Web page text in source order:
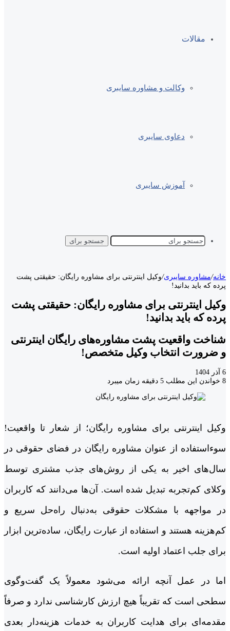
مقالات
وکالت و مشاوره سایبری
دعاوی سایبری
آموزش سایبری
جستجو برای
خانه/مشاوره سایبری/وکیل اینترنتی برای مشاوره رایگان: حقیقتی پشت
پرده که باید بدانید!
وکیل اینترنتی برای مشاوره رایگان: حقیقتی پشت
پرده که باید بدانید!
شناخت واقعیت پشت مشاوره‌های رایگان اینترنتی
و ضرورت انتخاب وکیل متخصص!
6 آذر 1404
8 خواندن این مطلب 5 دقیقه زمان میبرد
وکیل اینترنتی برای مشاوره رایگان؛ از شعار تا واقعیت!
سوءاستفاده از عنوان مشاوره رایگان در فضای حقوقی در
سال‌های اخیر به یکی از روش‌های جذب مشتری توسط
وکلای کم‌تجربه تبدیل شده است. آن‌ها می‌دانند که کاربران
در مواجهه با مشکلات حقوقی به‌دنبال راه‌حل سریع و
کم‌هزینه هستند و استفاده از عبارت رایگان، ساده‌ترین ابزار
برای جلب اعتماد اولیه است.
اما در عمل آنچه ارائه می‌شود معمولاً یک گفت‌وگوی
سطحی است که تقریباً هیچ ارزش کارشناسی ندارد و صرفاً
مقدمه‌ای برای هدایت کاربران به خدمات هزینه‌دار بعدی